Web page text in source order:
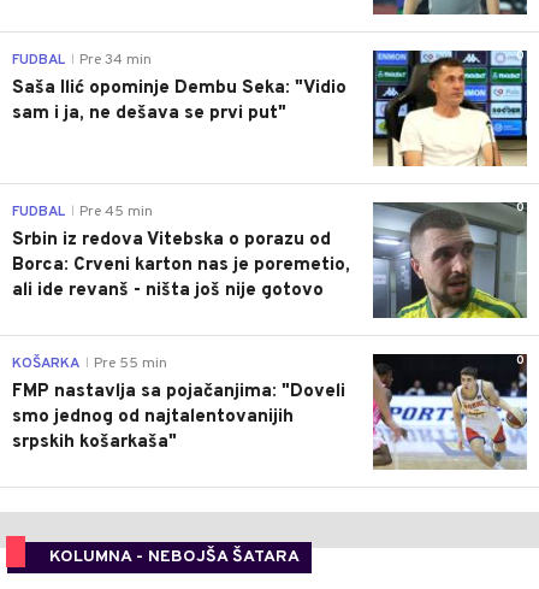
0
FUDBAL Pre 34 min
Saša Ilić opominje Dembu Seka: "Vidio
sam i ja, ne dešava se prvi put"
0
FUDBAL Pre 45 min
Srbin iz redova Vitebska o porazu od
Borca: Crveni karton nas je poremetio,
ali ide revanš - ništa još nije gotovo
0
KOŠARKA Pre 55 min
FMP nastavlja sa pojačanjima: "Doveli
smo jednog od najtalentovanijih
srpskih košarkaša"
KOLUMNA - NEBOJŠA ŠATARA